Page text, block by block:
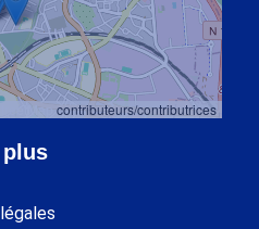
contributeurs/contributrices